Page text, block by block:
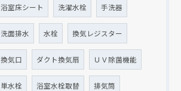
浴室床シート 洗濯水栓 手洗器
洗面排水 水栓 換気レジスター
換気口 ダクト換気扇 ＵＶ除菌機能
単水栓 浴室水栓取替 排気筒